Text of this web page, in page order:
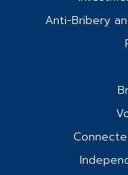
Anti-Bribery